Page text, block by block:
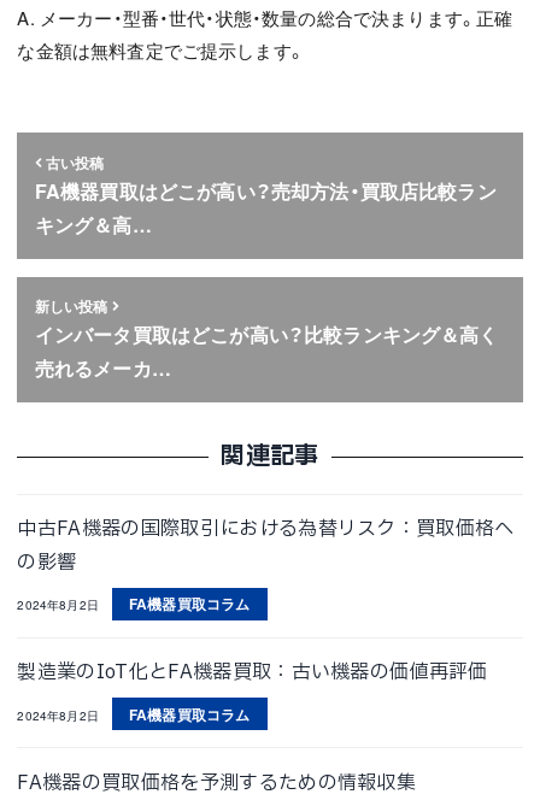
A. メーカー・型番・世代・状態・数量の総合で決まります。正確
な金額は無料査定でご提示します。
古い投稿
FA機器買取はどこが高い？売却方法・買取店比較ラン
キング＆高…
新しい投稿
インバータ買取はどこが高い？比較ランキング＆高く
売れるメーカ…
関連記事
中古FA機器の国際取引における為替リスク：買取価格へ
の影響
2024年8月2日 FA機器買取コラム
製造業のIoT化とFA機器買取：古い機器の価値再評価
2024年8月2日 FA機器買取コラム
FA機器の買取価格を予測するための情報収集